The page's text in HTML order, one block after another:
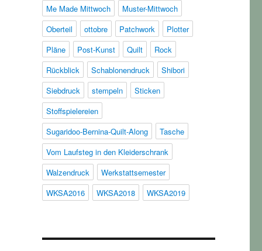
Me Made Mittwoch
Muster-Mittwoch
Oberteil
ottobre Patchwork
Plotter
Pläne
Post-Kunst Quilt
Rock
Rückblick
Schablonendruck
Shibori
Siebdruck
stempeln
Sticken
Stoffspielereien
Sugaridoo-Bernina-Quilt-Along
Tasche
Vom Laufsteg in den Kleiderschrank
Walzendruck
Werkstattsemester
WKSA2016
WKSA2018 WKSA2019